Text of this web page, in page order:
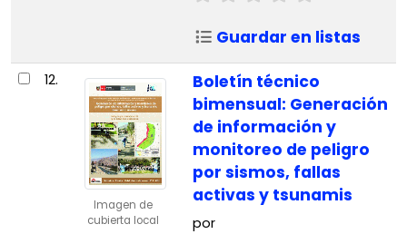
Guardar en listas
12.
Imagen de
cubierta local
Boletín técnico
bimensual: Generación
de información y
monitoreo de peligro
por sismos, fallas
activas y tsunamis
por